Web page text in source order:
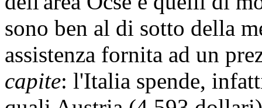
sono ben al di sotto della
assistenza fornita ad un
capite: l'Italia spende,